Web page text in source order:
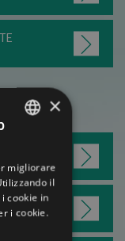
ENGLISH
GERMAN
×
migliorare
il
cookie in
i cookie.